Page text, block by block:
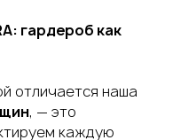
гардероб как
отличается наша
, — это
каждую